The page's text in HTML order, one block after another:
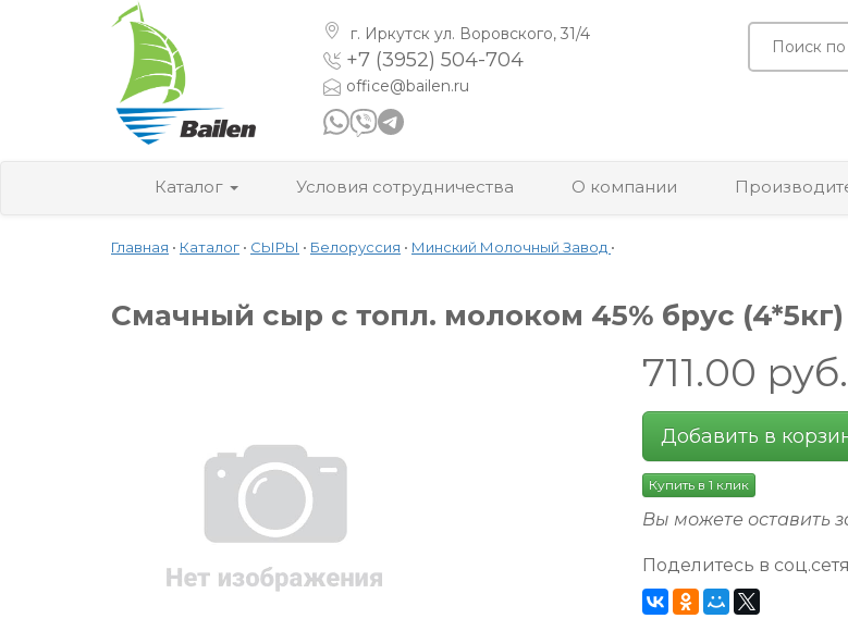
г. Иркутск ул. Воровского, 31/4
+7 (3952) 504-704
office@bailen.ru
Каталог Условия сотрудничества О компании
Главная • Каталог • СЫРЫ • Белоруссия • Минский Молочный Завод •
Смачный сыр с топл. молоком 45% брус
711.00 руб.
Добавить в
Купить в 1 клик
Вы можете оставить
Поделитесь в